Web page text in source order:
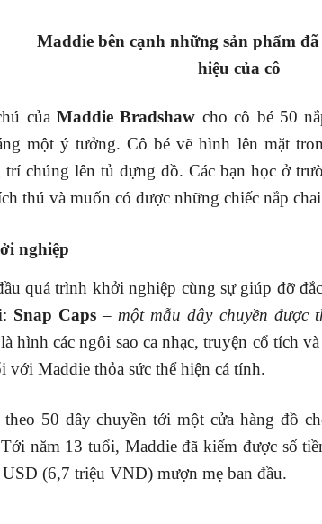
Maddie bên cạnh những sản phẩm
hiệu của cô
của Maddie Bradshaw cho cô bé 50
một ý tưởng. Cô bé vẽ hình lên mặt
trí chúng lên tủ đựng đồ. Các bạn học ở
thú và muốn có được những chiếc nắp
nghiệp
quá trình khởi nghiệp cùng sự giúp đỡ
Snap Caps – một mẫu dây chuyền được
hình các ngôi sao ca nhạc, truyện cổ tích
với Maddie thỏa sức thể hiện cá tính.
theo 50 dây chuyền tới một cửa hàng đồ
năm 13 tuổi, Maddie đã kiếm được số
(6,7 triệu VND) mượn mẹ ban đầu.